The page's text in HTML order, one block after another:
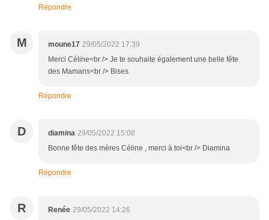
Répondre
M moune17 29/05/2022 17:39
Merci Céline<br /> Je te souhaite également une belle fête
des Mamans<br /> Bises
Répondre
D diamina 29/05/2022 15:08
Bonne fête des mères Céline , merci à toi<br /> Diamina
Répondre
R Renée 29/05/2022 14:26